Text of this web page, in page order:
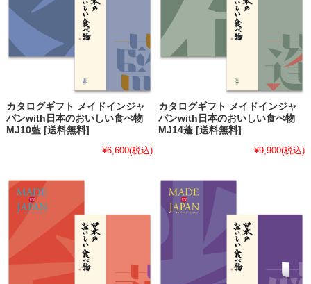
カタログギフト メイドインジャ
パンwith日本のおいしい食べ物
MJ10藍 [送料無料]
¥6,600(税込)
カタログギフト メイドインジャ
パンwith日本のおいしい食べ物
MJ14蓬 [送料無料]
¥9,900(税込)